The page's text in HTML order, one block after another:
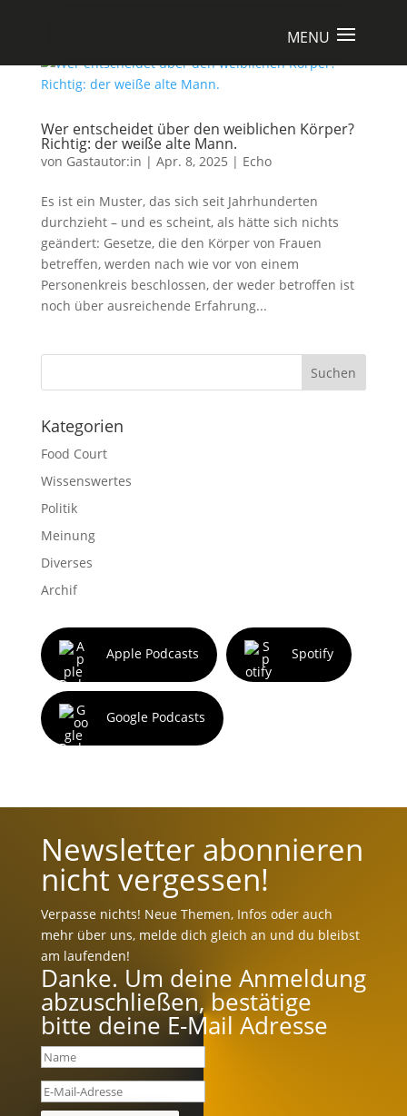
Wer entscheidet über den weiblichen Körper?
Richtig: der weiße alte Mann.
von Gastautor:in | Apr. 8, 2025 | Echo
Es ist ein Muster, das sich seit Jahrhunderten
durchzieht – und es scheint, als hätte sich nichts
geändert: Gesetze, die den Körper von Frauen
betreffen, werden nach wie vor von einem
Personenkreis beschlossen, der weder betroffen ist
noch über ausreichende Erfahrung...
Suchen
Kategorien
Food Court
Wissenswertes
Politik
Meinung
Diverses
Archif
Apple Podcasts Spotify
Google Podcasts
Newsletter abonnieren
nicht vergessen!
Verpasse nichts! Neue Themen, Infos oder auch
mehr über uns, melde dich gleich an und du bleibst
am laufenden!
Danke. Um deine Anmeldung
abzuschließen, bestätige
bitte deine E-Mail Adresse